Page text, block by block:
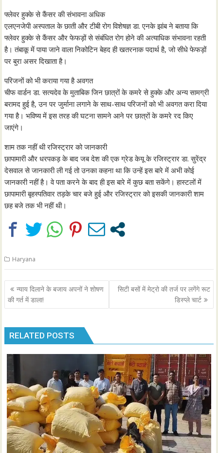
फ्लेवर हुक्के से कैंसर की संभावना अधिक
एलएनजेपी अस्पताल के छाती और टीबी रोग विशेषज्ञ डा. एनके झांब ने बताया कि
फ्लेवर हुक्के से कैंसर और फेफड़ों से संबंधित रोग होने की अत्याधिक संभावना रहती
है। तंबाकू में पाया जाने वाला निकोटिन बेहद ही खतरनाक पदार्थ है, जो सीधे फेफड़ों
पर बुरा असर दिखाता है।
परिजनों को भी कराया गया है अवगत
चीफ वार्डन डा. सत्यदेव के मुताबिक जिन छात्रों के कमरे से हुक्के और अन्य सामग्री
बरामद हुई है, उन पर जुर्माना लगाने के साथ-साथ परिजनों को भी अवगत करा दिया
गया है। भविष्य में इस तरह की घटना सामने आने पर छात्रों के कमरे रद किए
जाएंगे।
शाम तक नहीं थी रजिस्ट्रार को जानकारी
छापामारी और धरपकड़ के बाद जब देश की एक ग्रेड केयू के रजिस्ट्रार डा. सुरेंद्र
देसवाल से जानकारी ली गई तो उनका कहना था कि उन्हें इस बारे में अभी कोई
जानकारी नहीं है। वे पता करने के बाद ही इस बारे में कुछ बता सकेंगे। हास्टलों में
छापामारी बृहस्पतिवार तड़के चार बजे हुई और रजिस्ट्रार को इसकी जानकारी शाम
छह बजे तक भी नहीं थी।
Haryana
Post
navigation
न्याय दिलाने के बजाय अपनों ने शोषण
की गर्त में डाला!
सिटी बसों में मेट्रो की तर्ज पर लगेंगे रूट
डिस्प्ले चार्ट
RELATED POSTS